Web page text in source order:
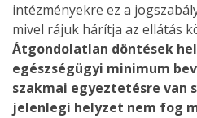
intézményekre ez a
mivel rájuk hárítja az ellátás
Átgondolatlan döntések
egészségügyi minimum
szakmai egyeztetésre van
jelenlegi helyzet nem fog